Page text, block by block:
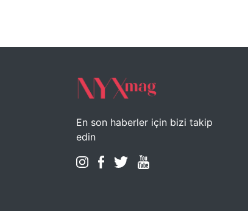
En son haberler için bizi takip
edin